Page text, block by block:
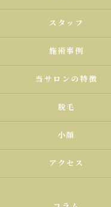
スタッフ
施術事例
当サロンの特徴
脱毛
小顔
アクセス